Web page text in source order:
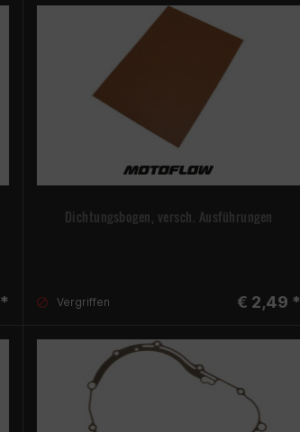
Dichtungsbogen, versch. Ausführungen
Vergriffen € 2,49 *